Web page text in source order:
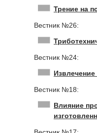
Трение на
Вестник №26:
Вестник №24:
Извлечение
Вестник №18:
Влияние